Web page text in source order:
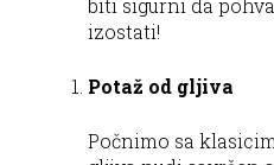
biti sigurni da
izostati!
Potaž od gljiva
Počnimo sa